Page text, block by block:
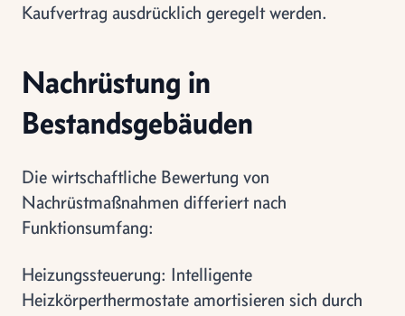
Kaufvertrag ausdrücklich geregelt werden.
Nachrüstung in
Bestandsgebäuden
Die wirtschaftliche Bewertung von
Nachrüstmaßnahmen differiert nach
Funktionsumfang:
Heizungssteuerung: Intelligente
Heizkörperthermostate amortisieren sich durch